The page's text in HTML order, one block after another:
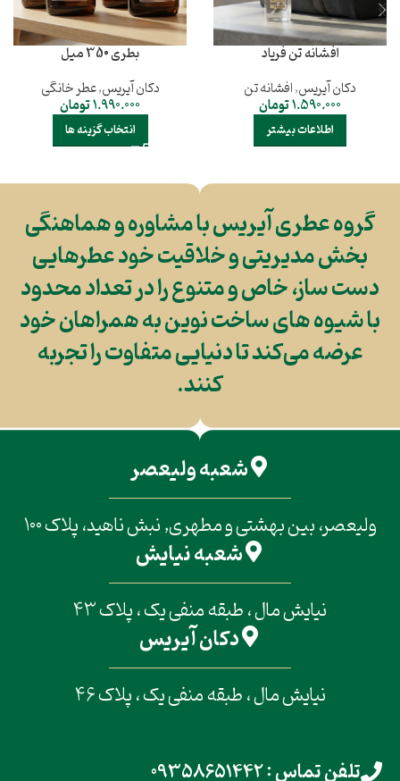
افشانه تن فریاد
دکان آیریس,افشانه تن
1.590.000تومان
اطلاعات بیشتر
بطری 350 میل
دکان آیریس,عطر خانگی
1.990.000تومان
انتخاب گزینه ها
گروه عطری آیریس با مشاوره و هماهنگی
بخش مدیریتی و خلاقیت خود عطرهایی
دست ساز، خاص و متنوع را در تعداد محدود
با شیوه های ساخت نوین به همراهان خود
عرضه می‌کند تا دنیایی متفاوت را تجربه
کنند.
شعبه ولیعصر
ولیعصر، بین بهشتی و مطهری, نبش ناهید، پلاک 100
شعبه نیایش
نیایش مال ، طبقه منفی یک ، پلاک 43
دکان آیریس
نیایش مال ، طبقه منفی یک ، پلاک 46
تلفن تماس : 09358651442